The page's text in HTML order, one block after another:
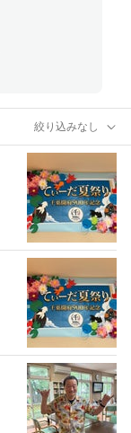
絞り込みなし